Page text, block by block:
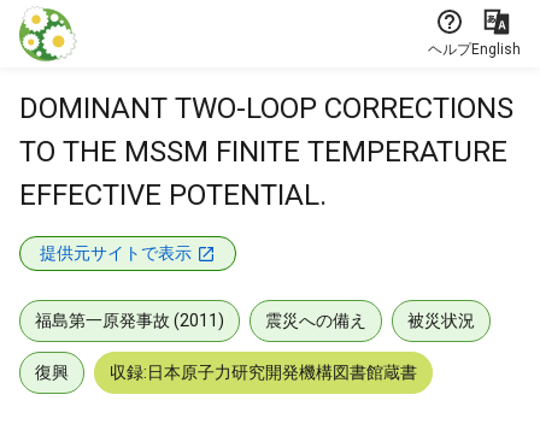
本文に飛ぶ
ヘルプEnglish
DOMINANT TWO-LOOP CORRECTIONS
TO THE MSSM FINITE TEMPERATURE
EFFECTIVE POTENTIAL.
提供元サイトで表示
福島第一原発事故 (2011) 震災への備え 被災状況
復興 収録:日本原子力研究開発機構図書館蔵書